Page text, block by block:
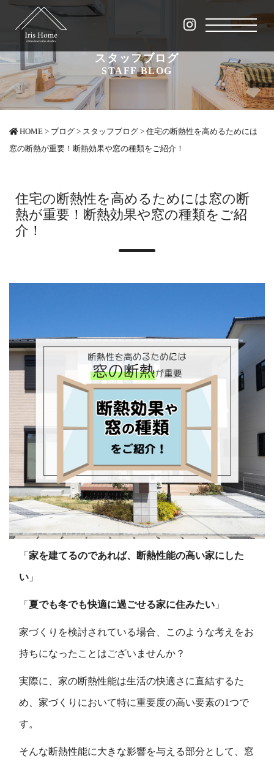
スタッフブログ
STAFF BLOG
HOME > ブログ > スタッフブログ > 住宅の断熱性を高めるためには
窓の断熱が重要！断熱効果や窓の種類をご紹介！
住宅の断熱性を高めるためには窓の断
熱が重要！断熱効果や窓の種類をご紹
介！
「 家を建てるのであれば、断熱性能の高い家にした
い 」
「 夏でも冬でも快適に過ごせる家に住みたい 」
家づくりを検討されている場合、このような考えをお
持ちになったことはございませんか？
実際に、家の断熱性能は生活の快適さに直結するた
め、家づくりにおいて特に重要度の高い要素の1つで
す。
そんな断熱性能に大きな影響を与える部分として、窓